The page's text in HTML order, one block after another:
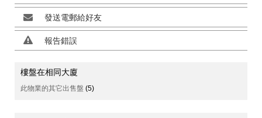
發送電郵給好友
報告錯誤
樓盤在相同大廈
此物業的其它出售盤 (5)